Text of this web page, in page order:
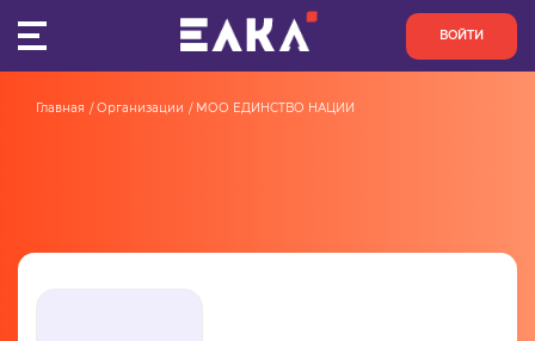
ВОЙТИ
ОРГАНИЗАЦИИ
Главная Организации МОО ЕДИНСТВО НАЦИИ